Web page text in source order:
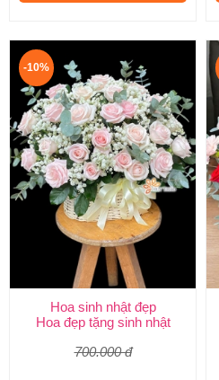
-10%
Hoa sinh nhật đẹp
Hoa đẹp tặng sinh nhật
700.000 đ